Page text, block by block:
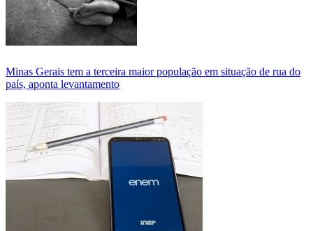
Minas Gerais tem a terceira maior população em situação de rua do
país, aponta levantamento